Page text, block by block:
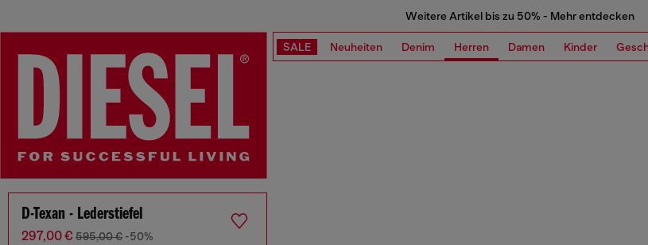
Weitere Artikel bis zu 50% - Mehr entdecken
SALE Neuheiten Denim Herren Damen Kinder
D-Texan - Lederstiefel
297,00 € 595,00 € -50%